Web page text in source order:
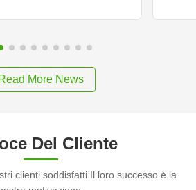
Read More News
Del Cliente
clienti soddisfatti Il loro successo è la